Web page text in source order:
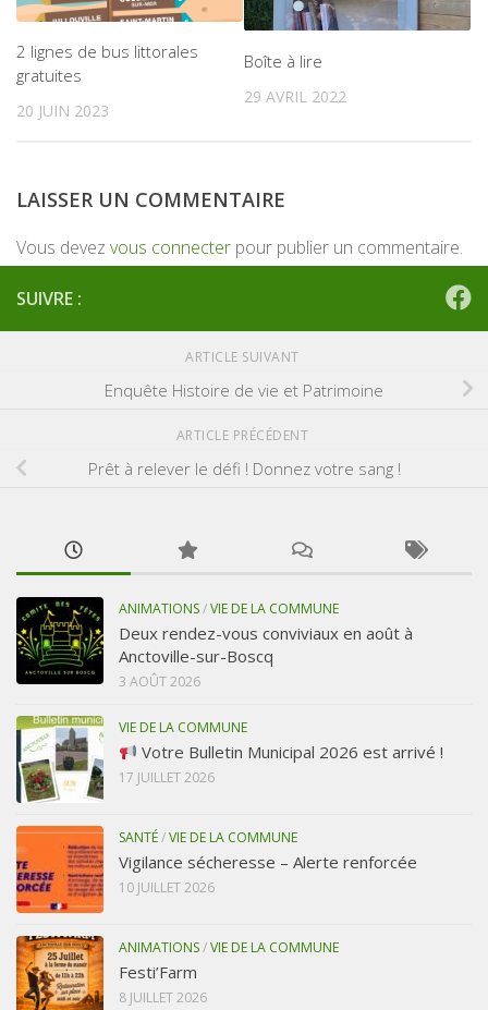
2 lignes de bus littorales
gratuites
20 JUIN 2023
Boîte à lire
29 AVRIL 2022
LAISSER UN COMMENTAIRE
Vous devez vous connecter pour publier un commentaire.
SUIVRE :
ARTICLE SUIVANT
Enquête Histoire de vie et Patrimoine
ARTICLE PRÉCÉDENT
Prêt à relever le défi ! Donnez votre sang !
ANIMATIONS/VIE DE LA COMMUNE
Deux rendez-vous conviviaux en août à
Anctoville-sur-Boscq
3 AOÛT 2026
VIE DE LA COMMUNE
Votre Bulletin Municipal 2026 est arrivé !
17 JUILLET 2026
SANTÉ/VIE DE LA COMMUNE
Vigilance sécheresse – Alerte renforcée
10 JUILLET 2026
ANIMATIONS/VIE DE LA COMMUNE
Festi’Farm
8 JUILLET 2026